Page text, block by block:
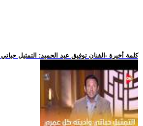
.. كلمة أخيرة -الفنان توفيق عبد الحميد: التمثيل